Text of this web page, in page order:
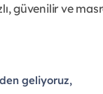
güvenilir ve
geliyoruz,